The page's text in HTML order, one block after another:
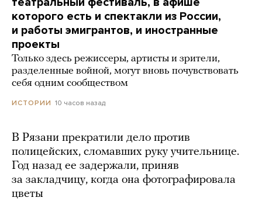
которого есть и спектакли из России,
и работы эмигрантов, и иностранные
проекты
Только здесь режиссеры, артисты и зрители,
разделенные войной, могут вновь почувствовать
себя одним сообществом
ИСТОРИИ 10 часов назад
В Рязани прекратили дело против
полицейских, сломавших руку учительнице.
Год назад ее задержали, приняв
за закладчицу, когда она фотографировала
цветы